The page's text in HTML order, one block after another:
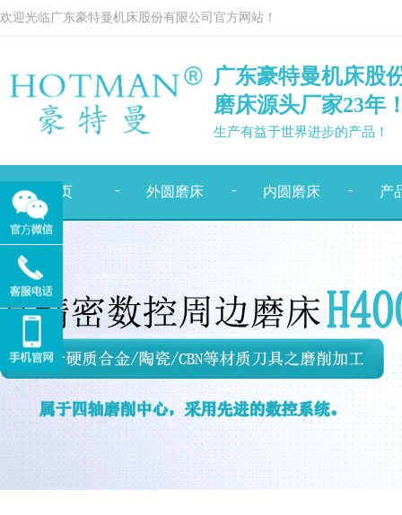
欢迎光临广东豪特曼机床股份有限公司官方网站！
广东豪特曼机床股
磨床源头厂家23年
生产有益于世界进步的产品！
首页 - 外圆磨床 - 内圆磨床 - 产